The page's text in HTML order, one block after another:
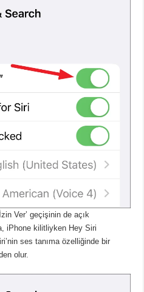
Ver’ geçişinin de açık
iPhone kilitliyken Hey Siri
ses tanıma özelliğinde bir
olur.